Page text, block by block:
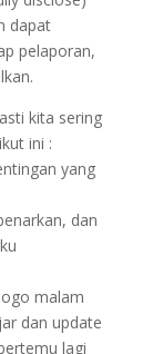
dapat
pelaporan,
kita sering
ini :
yang
dan
malam
dan update
lagi